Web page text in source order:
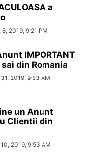
a
8, 2019, 9:21 PM
IMPORTANT
din Romania
2019, 9:53 AM
un Anunt
Clientii din
2019, 9:53 AM